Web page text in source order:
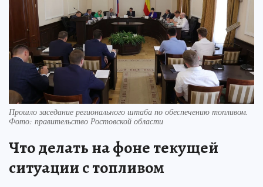
Прошло заседание регионального штаба по обеспечению топливом.
Фото: правительство Ростовской области
Что делать на фоне текущей
ситуации с топливом